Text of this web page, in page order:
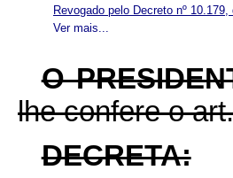
Ver mais...
Revogado pelo Decreto nº
O
lhe confere o
DECRETA: